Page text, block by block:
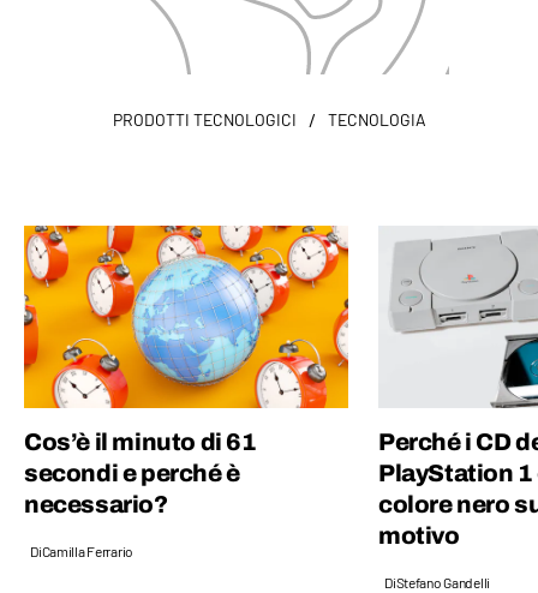
PRODOTTI TECNOLOGICI / TECNOLOGIA
Cos’è il minuto di 61
secondi e perché è
necessario?
DiCamilla Ferrario
Perché i CD
PlayStation 1
colore nero
motivo
DiStefano Gandelli